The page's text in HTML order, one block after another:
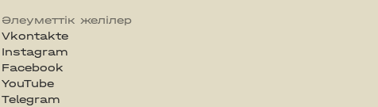
Әлеуметтік желілер
Vkontakte
Instagram
Facebook
YouTube
Telegram